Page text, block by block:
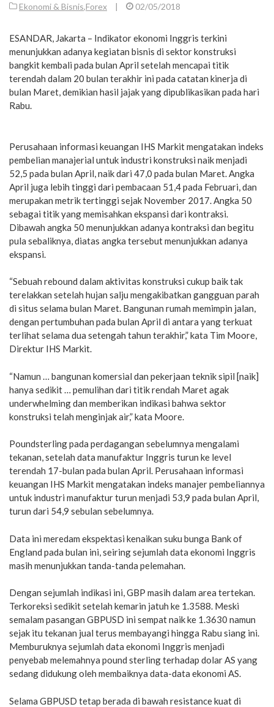
Ekonomi & Bisnis,Forex | 02/05/2018
ESANDAR, Jakarta – Indikator ekonomi Inggris terkini
menunjukkan adanya kegiatan bisnis di sektor konstruksi
bangkit kembali pada bulan April setelah mencapai titik
terendah dalam 20 bulan terakhir ini pada catatan kinerja di
bulan Maret, demikian hasil jajak yang dipublikasikan pada hari
Rabu.
Perusahaan informasi keuangan IHS Markit mengatakan indeks
pembelian manajerial untuk industri konstruksi naik menjadi
52,5 pada bulan April, naik dari 47,0 pada bulan Maret. Angka
April juga lebih tinggi dari pembacaan 51,4 pada Februari, dan
merupakan metrik tertinggi sejak November 2017. Angka 50
sebagai titik yang memisahkan ekspansi dari kontraksi.
Dibawah angka 50 menunjukkan adanya kontraksi dan begitu
pula sebaliknya, diatas angka tersebut menunjukkan adanya
ekspansi.
“Sebuah rebound dalam aktivitas konstruksi cukup baik tak
terelakkan setelah hujan salju mengakibatkan gangguan parah
di situs selama bulan Maret. Bangunan rumah memimpin jalan,
dengan pertumbuhan pada bulan April di antara yang terkuat
terlihat selama dua setengah tahun terakhir,” kata Tim Moore,
Direktur IHS Markit.
“Namun … bangunan komersial dan pekerjaan teknik sipil [naik]
hanya sedikit … pemulihan dari titik rendah Maret agak
underwhelming dan memberikan indikasi bahwa sektor
konstruksi telah menginjak air,” kata Moore.
Poundsterling pada perdagangan sebelumnya mengalami
tekanan, setelah data manufaktur Inggris turun ke level
terendah 17-bulan pada bulan April. Perusahaan informasi
keuangan IHS Markit mengatakan indeks manajer pembeliannya
untuk industri manufaktur turun menjadi 53,9 pada bulan April,
turun dari 54,9 sebulan sebelumnya.
Data ini meredam ekspektasi kenaikan suku bunga Bank of
England pada bulan ini, seiring sejumlah data ekonomi Inggris
masih menunjukkan tanda-tanda pelemahan.
Dengan sejumlah indikasi ini, GBP masih dalam area tertekan.
Terkoreksi sedikit setelah kemarin jatuh ke 1.3588. Meski
semalam pasangan GBPUSD ini sempat naik ke 1.3630 namun
sejak itu tekanan jual terus membayangi hingga Rabu siang ini.
Memburuknya sejumlah data ekonomi Inggris menjadi
penyebab melemahnya pound sterling terhadap dolar AS yang
sedang didukung oleh membaiknya data-data ekonomi AS.
Selama GBPUSD tetap berada di bawah resistance kuat di